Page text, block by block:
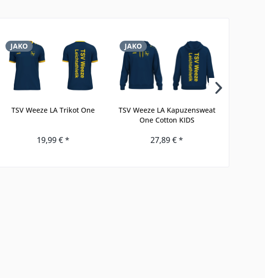
JAKO
TSV Weeze LA Trikot One
19,99 € *
JAKO
TSV Weeze LA Kapuzensweat
One Cotton KIDS
27,89 € *